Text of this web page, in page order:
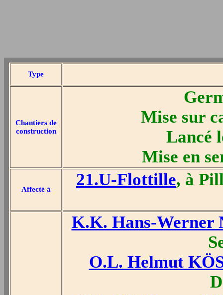
Type
Chantiers de
construction
Mise sur
Lancé
Mise en
Affecté à 21.U-Flottille, à
K.K. Hans-Werner
O.L. Helmut